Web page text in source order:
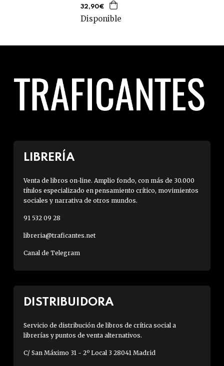
32,90€
Disponible
LIBRERÍA
Venta de libros on-line. Amplio fondo, con más de 30.000
títulos especializado en pensamiento crítico, movimientos
sociales y narrativa de otros mundos.
91 532 09 28
libreria@traficantes.net
Canal de Telegram
DISTRIBUIDORA
Servicio de distribución de libros de crítica social a
librerías y puntos de venta alternativos.
C/ San Máximo 31 - 2º Local 3 28041 Madrid